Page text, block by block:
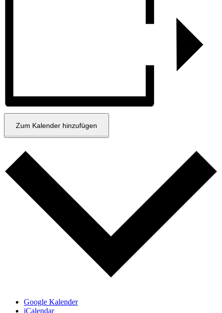
Zum Kalender hinzufügen
Google Kalender
iCalendar